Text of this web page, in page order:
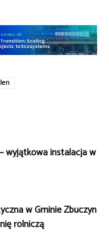
wyjątkowa instalacja w
w Gminie Zbuczyn
rolniczą